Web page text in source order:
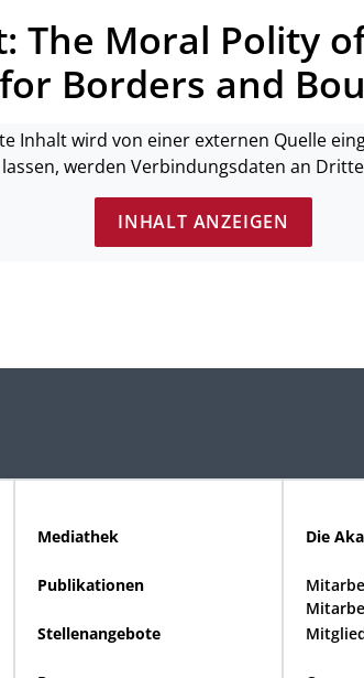
The Moral Polity
Borders and
Inhalt wird von einer externen Quelle
werden Verbindungsdaten an
INHALT ANZEIGEN
Mediathek
Publikationen
Stellenangebote
Die